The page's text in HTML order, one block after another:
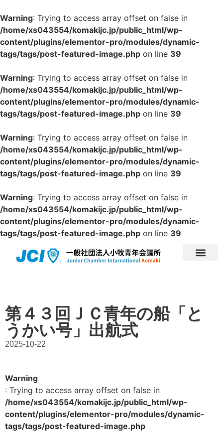
Warning: Trying to access array offset on false in
/home/xs043554/komakijc.jp/public_html/wp-
content/plugins/elementor-pro/modules/dynamic-
tags/tags/post-featured-image.php on line 39
Warning: Trying to access array offset on false in
/home/xs043554/komakijc.jp/public_html/wp-
content/plugins/elementor-pro/modules/dynamic-
tags/tags/post-featured-image.php on line 39
Warning: Trying to access array offset on false in
/home/xs043554/komakijc.jp/public_html/wp-
content/plugins/elementor-pro/modules/dynamic-
tags/tags/post-featured-image.php on line 39
Warning: Trying to access array offset on false in
/home/xs043554/komakijc.jp/public_html/wp-
content/plugins/elementor-pro/modules/dynamic-
tags/tags/post-featured-image.php on line 39
第４３回ＪＣ青年の船「と
うかい号」出航式
2025-10-22
Warning
: Trying to access array offset on false in
/home/xs043554/komakijc.jp/public_html/wp-
content/plugins/elementor-pro/modules/dynamic-
tags/tags/post-featured-image.php